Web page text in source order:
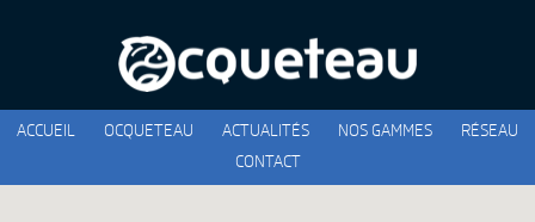
ACCUEIL OCQUETEAU ACTUALITÉS NOS GAMMES
RÉSEAU
CONTACT